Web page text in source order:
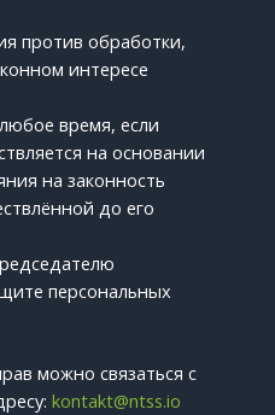
против обработки,
интересе
время, если
на основании
на законность
до его
персональных
можно связаться с
kontakt@ntss.io